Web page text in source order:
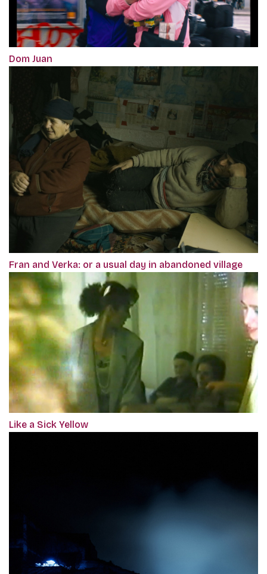
Dom Juan
Fran and Verka: or a usual day in abandoned village
Like a Sick Yellow